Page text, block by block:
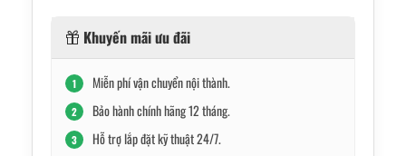
Khuyến mãi ưu đãi
1 Miễn phí vận chuyển nội thành.
2 Bảo hành chính hãng 12 tháng.
3 Hỗ trợ lắp đặt kỹ thuật 24/7.